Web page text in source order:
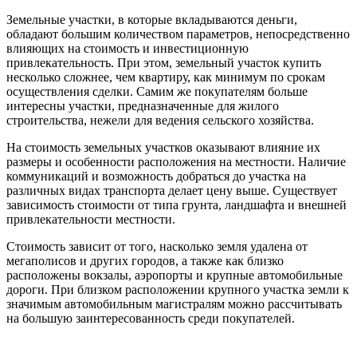
Земельные участки, в которые вкладываются деньги,
обладают большим количеством параметров, непосредственно
влияющих на стоимость и инвестиционную
привлекательность. При этом, земельный участок купить
несколько сложнее, чем квартиру, как минимум по срокам
осуществления сделки. Самим же покупателям больше
интересны участки, предназначенные для жилого
строительства, нежели для ведения сельского хозяйства.
На стоимость земельных участков оказывают влияние их
размеры и особенности расположения на местности. Наличие
коммуникаций и возможность добраться до участка на
различных видах транспорта делает цену выше. Существует
зависимость стоимости от типа грунта, ландшафта и внешней
привлекательности местности.
Стоимость зависит от того, насколько земля удалена от
мегаполисов и других городов, а также как близко
расположены вокзалы, аэропорты и крупные автомобильные
дороги. При близком расположении крупного участка земли к
значимым автомобильным магистралям можно рассчитывать
на большую заинтересованность среди покупателей.